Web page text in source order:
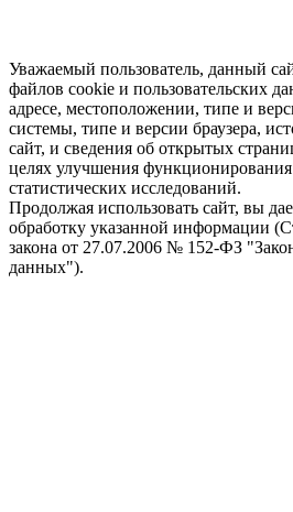
Уважаемый пользователь, данный
файлов cookie и пользовательских
адресе, местоположении, типе и
системы, типе и версии браузера,
сайт, и сведения об открытых
целях улучшения
статистических исследований.
Продолжая использовать сайт, вы
обработку указанной информации
закона от 27.07.2006 № 152-ФЗ
данных").